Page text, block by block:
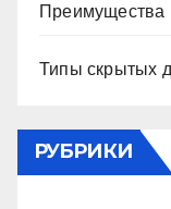
Преимущества
Типы скрытых
РУБРИКИ